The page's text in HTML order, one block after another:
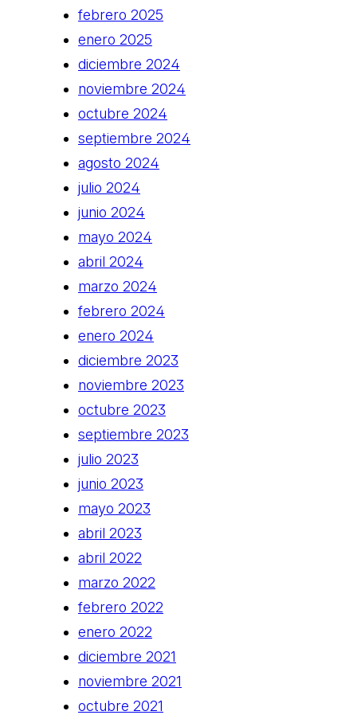
febrero 2025
enero 2025
diciembre 2024
noviembre 2024
octubre 2024
septiembre 2024
agosto 2024
julio 2024
junio 2024
mayo 2024
abril 2024
marzo 2024
febrero 2024
enero 2024
diciembre 2023
noviembre 2023
octubre 2023
septiembre 2023
julio 2023
junio 2023
mayo 2023
abril 2023
abril 2022
marzo 2022
febrero 2022
enero 2022
diciembre 2021
noviembre 2021
octubre 2021